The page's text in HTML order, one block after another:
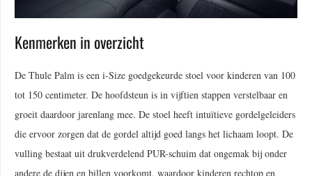
Kenmerken in overzicht
De Thule Palm is een i-Size goedgekeurde stoel voor kinderen van 100
tot 150 centimeter. De hoofdsteun is in vijftien stappen verstelbaar en
groeit daardoor jarenlang mee. De stoel heeft intuïtieve gordelgeleiders
die ervoor zorgen dat de gordel altijd goed langs het lichaam loopt. De
vulling bestaat uit drukverdelend PUR-schuim dat ongemak bij onder
andere de dijen en billen voorkomt, waardoor kinderen rechtop en